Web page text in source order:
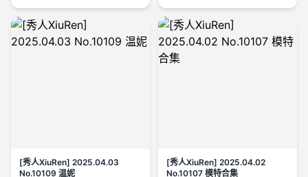
[秀人XiuRen] 2025.04.03
No.10109 温妮
[秀人XiuRen] 2025.04.02
No.10107 模特合集